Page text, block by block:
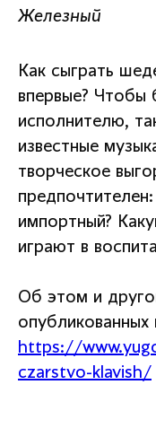
Железный
Как сыграть
впервые? Чтобы
исполнителю,
известные
творческое
импортный?
играют в
Об этом и
https://
czarstvo-klavish/